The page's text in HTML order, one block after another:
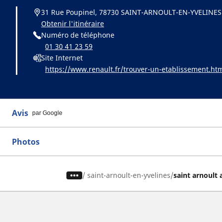
31 Rue Poupinel, 78730 SAINT-ARNOULT-EN-YVELINES
Obtenir l'itinéraire
Numéro de téléphone
01 30 41 23 59
Site Internet
https://www.renault.fr/trouver-un-
Avis par Google
Photos
/ saint-arnoult-en-yvelines saint arnoult